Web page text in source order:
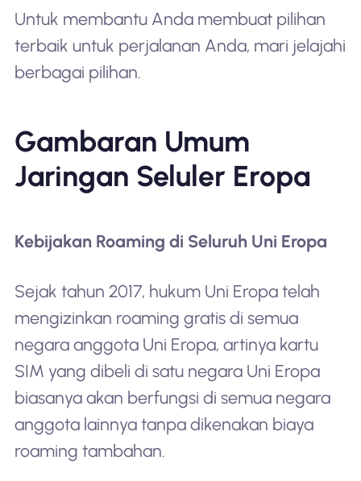
Untuk membantu Anda membuat pilihan
terbaik untuk perjalanan Anda, mari jelajahi
berbagai pilihan.
Gambaran Umum
Jaringan Seluler Eropa
Kebijakan Roaming di Seluruh Uni Eropa
Sejak tahun 2017, hukum Uni Eropa telah
mengizinkan roaming gratis di semua
negara anggota Uni Eropa, artinya kartu
SIM yang dibeli di satu negara Uni Eropa
biasanya akan berfungsi di semua negara
anggota lainnya tanpa dikenakan biaya
roaming tambahan.